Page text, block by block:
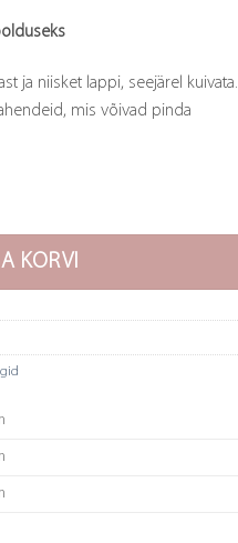
ja niisket lappi, seejärel kuivata.
mis võivad pinda
kogus
KORVI